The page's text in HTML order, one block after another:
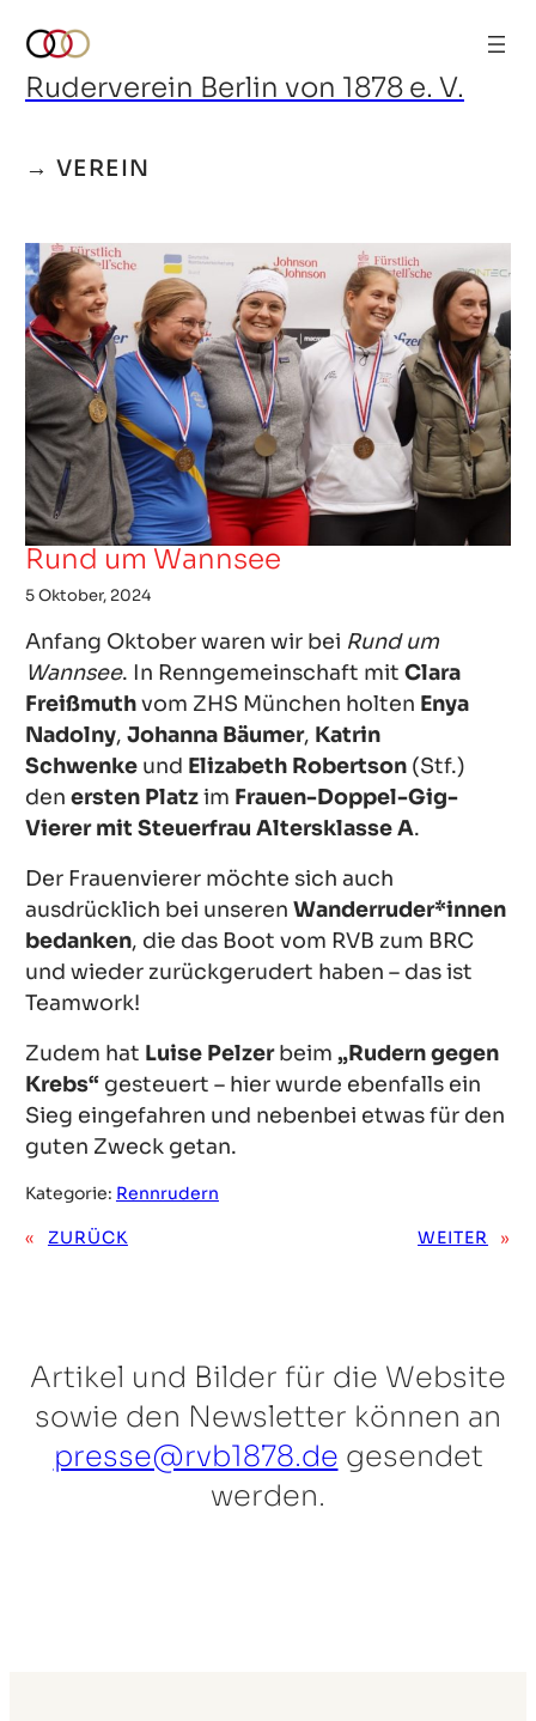
Ruderverein Berlin von 1878 e. V.
→ VEREIN
Rund um Wannsee
5 Oktober, 2024
Anfang Oktober waren wir bei Rund um
Wannsee. In Renngemeinschaft mit Clara
Freißmuthvom ZHS München holten Enya
Nadolny, Johanna Bäumer, Katrin
Schwenkeund Elizabeth Robertson(Stf.)
den ersten Platzim Frauen-Doppel-Gig-
Vierer mit Steuerfrau Altersklasse A.
Der Frauenvierer möchte sich auch
ausdrücklich bei unseren Wanderruder*innen
bedanken, die das Boot vom RVB zum BRC
und wieder zurückgerudert haben – das ist
Teamwork!
Zudem hat Luise Pelzerbeim „Rudern gegen
Krebs“gesteuert – hier wurde ebenfalls ein
Sieg eingefahren und nebenbei etwas für den
guten Zweck getan.
Kategorie: Rennrudern
« ZURÜCK WEITER »
Artikel und Bilder für die Website
sowie den Newsletter können an
presse@rvb1878.de gesendet
werden.